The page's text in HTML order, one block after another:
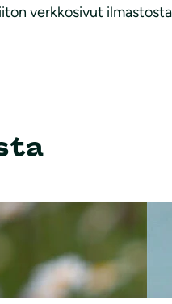
verkkosivut